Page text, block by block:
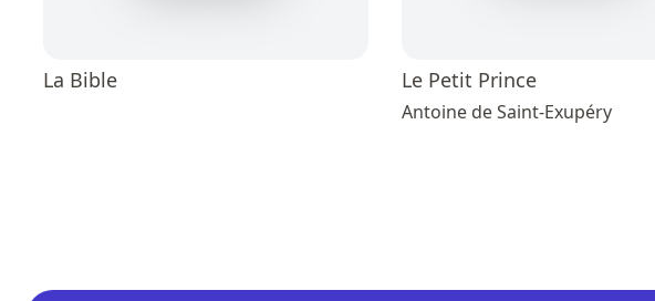
La Bible Le Petit Prince
Antoine de Saint-Exupéry